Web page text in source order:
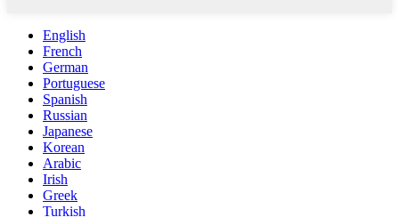
English
French
German
Portuguese
Spanish
Russian
Japanese
Korean
Arabic
Irish
Greek
Turkish